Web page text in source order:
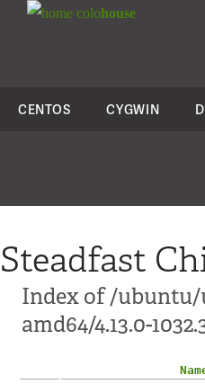
colohouse
CENTOS CYGWIN
Steadfast
Index of /
amd64/4.13.0-